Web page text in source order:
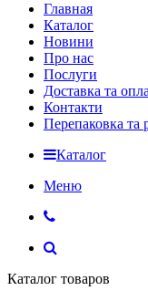
Главная
Каталог
Новини
Про нас
Послуги
Доставка та
Контакти
Перепаковка та
Каталог
Меню
Каталог товаров